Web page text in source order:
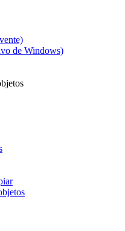
de Windows)